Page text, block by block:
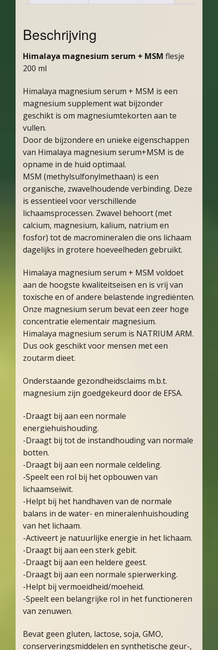
Beschrijving
Himalaya magnesium serum + MSM flesje
200 ml
Himalaya magnesium serum + MSM is een
magnesium supplement wat bijzonder
geschikt is om magnesiumtekorten aan te
vullen.
Door de bijzondere en unieke eigenschappen
van Himalaya magnesium serum+MSM is de
opname in de huid optimaal.
MSM (methylsulfonylmethaan) is een
organische, zwavelhoudende verbinding. Deze
is essentieel voor verschillende
lichaamsprocessen. Zwavel behoort (met
calcium, magnesium, kalium, natrium en
fosfor) tot de macromineralen die ons lichaam
dagelijks in grotere hoeveelheden gebruikt.
Himalaya magnesium serum + MSM voldoet
aan de hoogste kwaliteitseisen en is vrij van
toxische en of andere belastende ingrediënten.
Onze magnesium serum bevat een zeer hoge
concentratie elementair magnesium.
Himalaya magnesium serum is NATRIUM ARM.
Dus ook geschikt voor mensen met een
zoutarm dieet.
Onderstaande gezondheidsclaims m.b.t.
magnesium zijn goedgekeurd door de EFSA.
-Draagt bij aan een normale
energiehuishouding.
-Draagt bij tot de instandhouding van normale
botten.
-Draagt bij aan een normale celdeling.
-Speelt een rol bij het opbouwen van
lichaamseiwit.
-Helpt bij het handhaven van de normale
balans in de water- en mineralenhuishouding
van het lichaam.
-Activeert je natuurlijke energie in het lichaam.
-Draagt bij aan een sterk gebit.
-Draagt bij aan een heldere geest.
-Draagt bij aan een normale spierwerking.
-Helpt bij vermoeidheid/moeheid.
-Speelt een belangrijke rol in het functioneren
van zenuwen.
Bevat geen gluten, lactose, soja, GMO,
conserveringsmiddelen en synthetische geur-,